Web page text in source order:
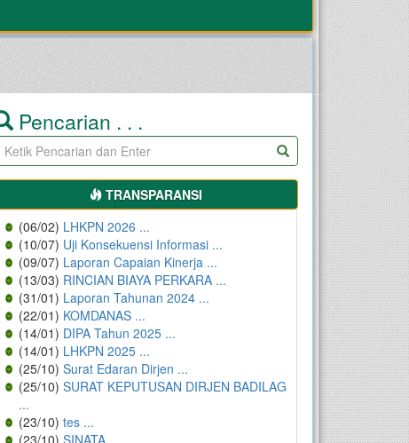
Pencarian . . .
TRANSPARANSI
(06/02) LHKPN 2026 ...
(10/07) Uji Konsekuensi Informasi ...
(09/07) Laporan Capaian Kinerja ...
(13/03) RINCIAN BIAYA PERKARA ...
(31/01) Laporan Tahunan 2024 ...
(22/01) KOMDANAS ...
(14/01) DIPA Tahun 2025 ...
(14/01) LHKPN 2025 ...
(25/10) Surat Edaran Dirjen ...
(25/10) SURAT KEPUTUSAN DIRJEN BADILAG
...
(23/10) tes ...
(23/10) SINATA ...